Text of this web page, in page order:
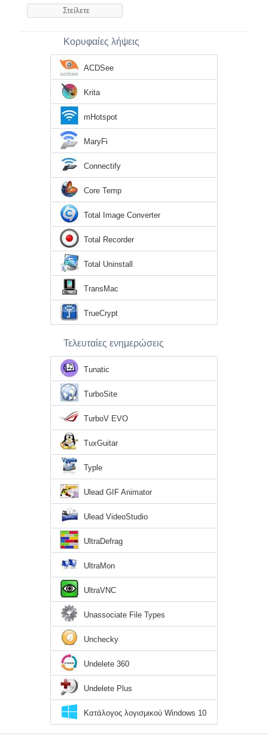
Κορυφαίες λήψεις
ACDSee
Krita
mHotspot
MaryFi
Connectify
Core Temp
Total Image Converter
Total Recorder
Total Uninstall
TransMac
TrueCrypt
Τελευταίες ενημερώσεις
Tunatic
TurboSite
TurboV EVO
TuxGuitar
Typle
Ulead GIF Animator
Ulead VideoStudio
UltraDefrag
UltraMon
UltraVNC
Unassociate File Types
Unchecky
Undelete 360
Undelete Plus
Κατάλογος λογισμικού Windows 10